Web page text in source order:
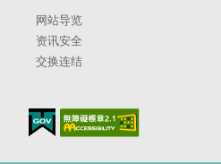
网站导览
资讯安全
交换连结